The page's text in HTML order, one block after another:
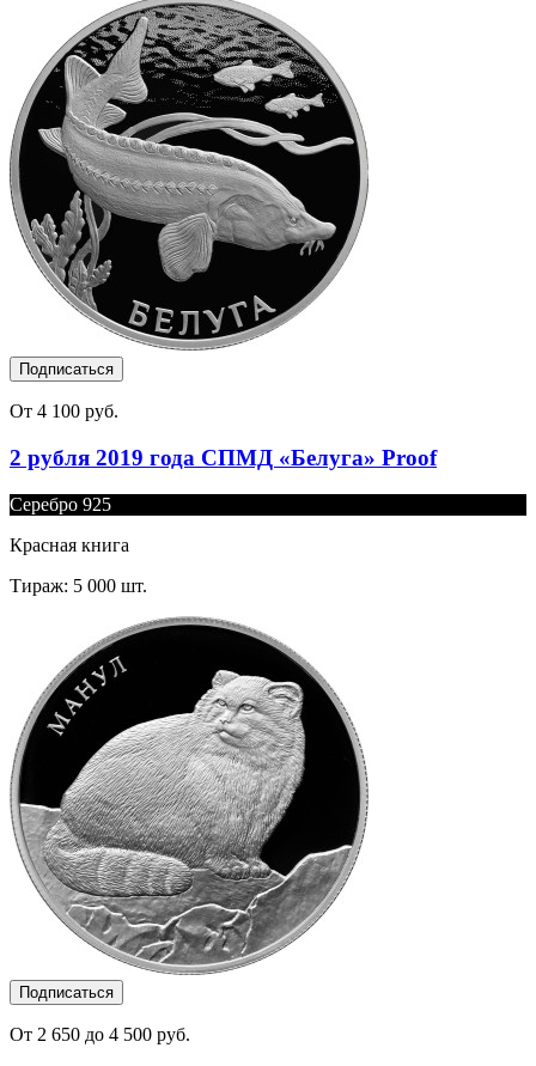
Подписаться
От 4 100 руб.
2 рубля 2019 года СПМД «Белуга» Proof
Серебро 925
Красная книга
Тираж: 5 000 шт.
Подписаться
От 2 650 до 4 500 руб.